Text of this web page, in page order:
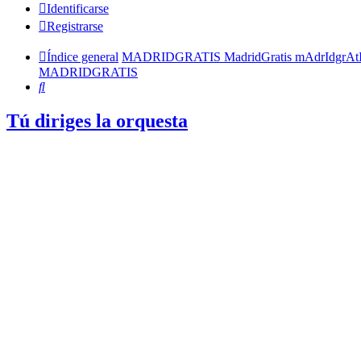
Identificarse
Registrarse
Índice general MADRIDGRATIS MadridGratis
MADRIDGRATIS
Buscar
Tú diriges la orquesta